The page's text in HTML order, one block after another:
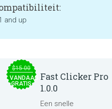
and up
$15.00
VANDAAG
GRATIS
Fast Clicker Pro
1.0.0
Een snelle